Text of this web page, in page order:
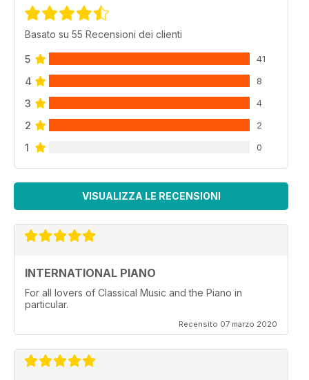
Basato su 55 Recensioni dei clienti
5 41
4 8
3 4
2 2
1 0
VISUALIZZA LE RECENSIONI
INTERNATIONAL PIANO
For all lovers of Classical Music and the Piano in
particular.
Recensito 07 marzo 2020